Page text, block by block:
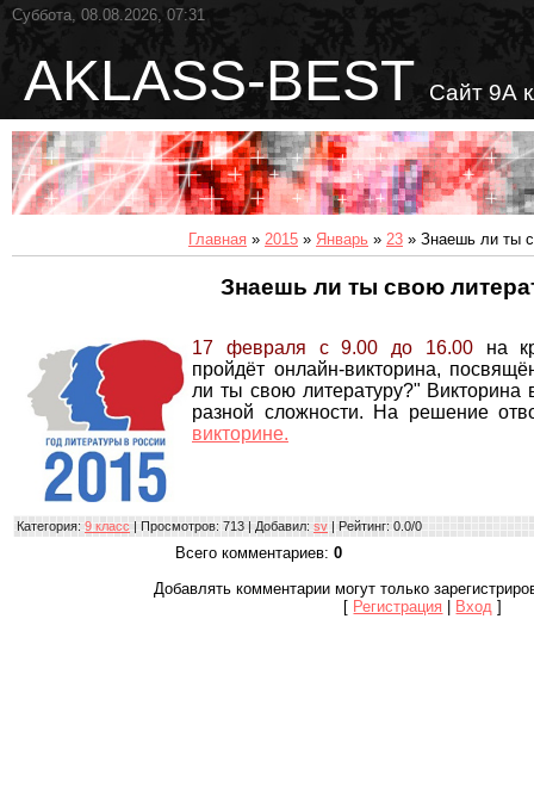
Суббота, 08.08.2026, 07:31
AKLASS-BEST Сайт 9А
Главная » 2015 » Январь » 23 » Знаешь ли ты
Знаешь ли ты свою
17 февраля с 9.00 до 16.00на
пройдёт онлайн-викторина,
ли ты свою литературу?" Викторина
разной сложности. На решение
викторине.
Категория: 9 класс | Просмотров: 713 | Добавил: sv | Рейтинг: 0.0/0
Всего комментариев: 0
Добавлять комментарии могут только
[ Регистрация Вход ]